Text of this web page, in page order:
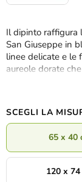
Il dipinto raffigura
San Giuseppe in
linee delicate e le
aureole dorate
una sensazione
amorevole,
dell'amore, della
SCEGLI LA
65 x 40
120 x 74